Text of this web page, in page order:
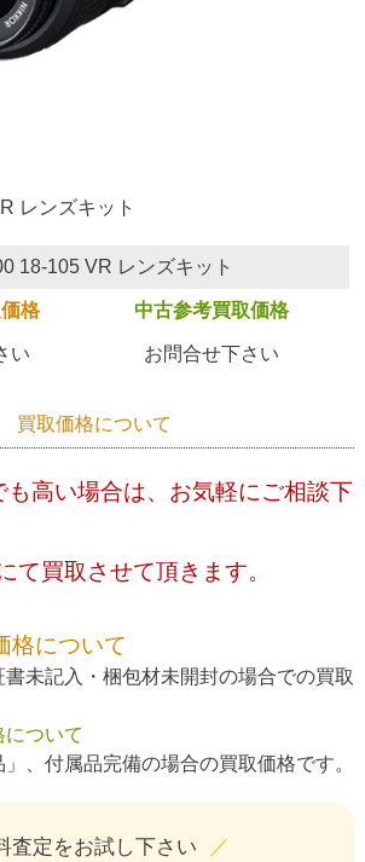
レンズキット
18-105 VR レンズキット
格 中古参考買取価格
い お問合せ下さい
買取価格について
高い場合は、お気軽にご相談下
て買取させて頂きます。
格について
未記入・梱包材未開封の場合での買取
ついて
、付属品完備の場合の買取価格です。
査定をお試し下さい ／